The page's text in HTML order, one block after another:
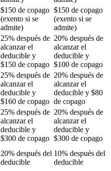
$150 de copago
(exento si se
admite)
$150 de copago
(exento si se
admite)
25% después de
alcanzar el
deducible y
$150 de copago
20% después de
alcanzar el
deducible y
$100 de copago
25% después de
alcanzar el
deducible y
$160 de copago
20% después de
alcanzar el
deducible y $80
de copago
25% después de
alcanzar el
deducible y
$300 de copago
20% después de
alcanzar el
deducible y
$300 de copago
20% después del
deducible
10% después del
deducible